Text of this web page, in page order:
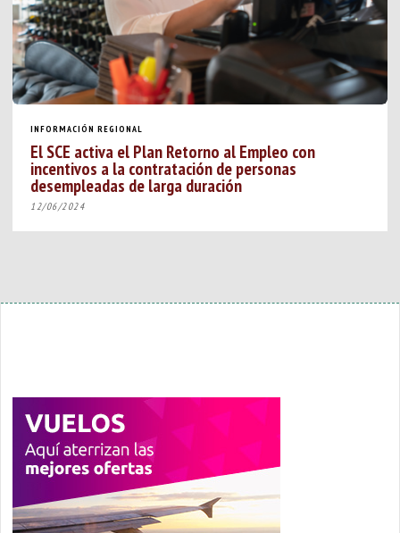
INFORMACIÓN REGIONAL
El SCE activa el Plan Retorno al Empleo con
incentivos a la contratación de personas
desempleadas de larga duración
12/06/2024